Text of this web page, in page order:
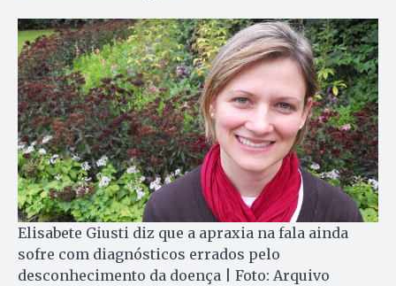
Elisabete Giusti diz que a apraxia na fala ainda
sofre com diagnósticos errados pelo
desconhecimento da doença | Foto: Arquivo